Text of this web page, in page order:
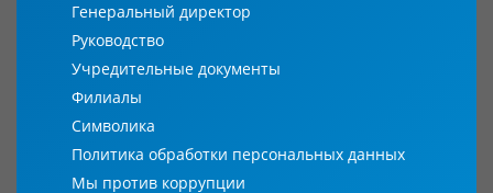
Генеральный директор
Руководство
Учредительные документы
Филиалы
Символика
Политика обработки персональных данных
Мы против коррупции